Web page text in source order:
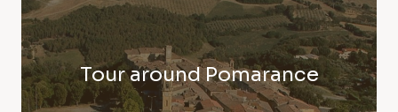
Tour around Pomarance